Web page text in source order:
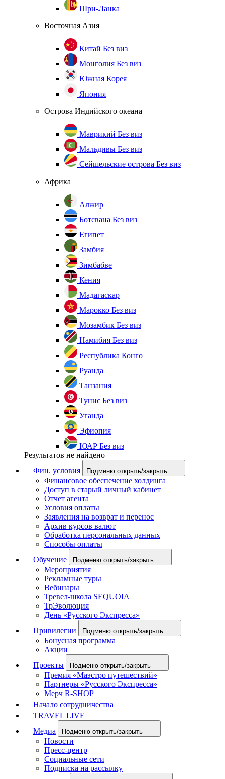
Шри-Ланка
Восточная Азия
Китай Без виз
Монголия Без виз
Южная Корея
Япония
Острова Индийского океана
Маврикий Без виз
Мальдивы Без виз
Сейшельские острова Без виз
Африка
Алжир
Ботсвана Без виз
Египет
Замбия
Зимбабве
Кения
Мадагаскар
Марокко Без виз
Мозамбик Без виз
Намибия Без виз
Республика Конго
Руанда
Танзания
Тунис Без виз
Уганда
Эфиопия
ЮАР Без виз
Результатов не найдено
Фин. условия
Подменю открыть/закрыть
Финансовое обеспечение холдинга
Доступ в старый личный кабинет
Отчет агента
Условия оплаты
Заявления на возврат и перенос
Архив курсов валют
Обработка персональных данных
Способы оплаты
Обучение
Подменю открыть/закрыть
Мероприятия
Рекламные туры
Вебинары
Тревел-школа SEQUOIA
ТрЭволюция
День «Русского Экспресса»
Привилегии
Подменю открыть/закрыть
Бонусная программа
Акции
Проекты
Подменю открыть/закрыть
Премия «Маэстро путешествий»
Партнеры «Русского Экспресса»
Мерч R-SHOP
Начало сотрудничества
TRAVEL LIVE
Медиа
Подменю открыть/закрыть
Новости
Пресс-центр
Социальные сети
Подписка на рассылку